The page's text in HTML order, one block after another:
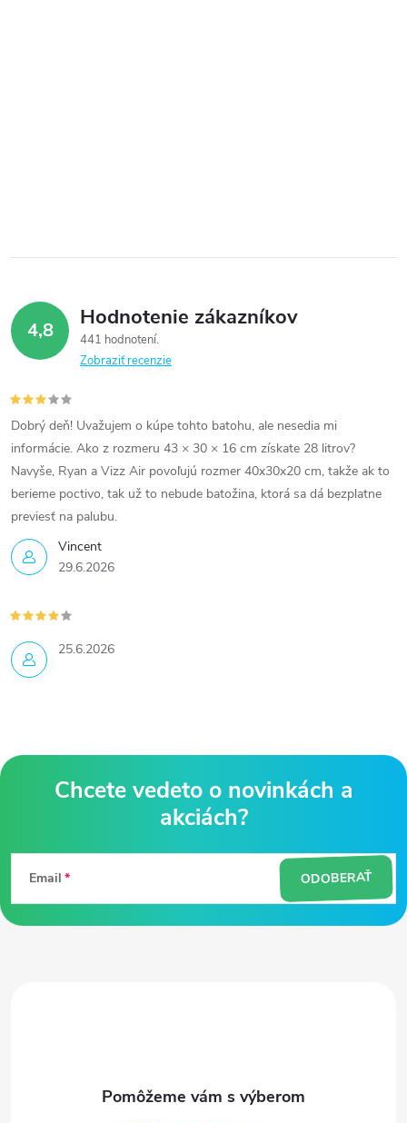
4,8 Hodnotenie zákazníkov
441 hodnotení
Zobraziť recenzie
Vincent
29.6.2026
Dobrý deň! Uvažujem o kúpe tohto batohu, ale nesedia mi
informácie. Ako z rozmeru 43 × 30 × 16 cm získate 28 litrov?
Navyše, Ryan a Vizz Air povoľujú rozmer 40x30x20 cm, takže ak to
berieme poctivo, tak už to nebude batožina, ktorá sa dá bezplatne
previesť na palubu.
25.6.2026
á
ä
Email ODOBERAŤ